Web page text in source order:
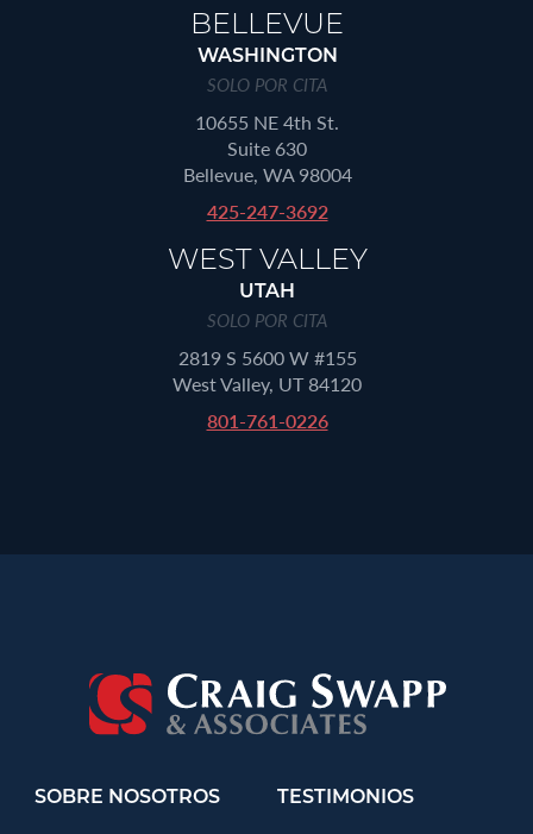
BELLEVUE
WASHINGTON
SOLO POR CITA
10655 NE 4th St.
Suite 630
Bellevue, WA 98004
425-247-3692
WEST VALLEY
UTAH
SOLO POR CITA
2819 S 5600 W #155
West Valley, UT 84120
801-761-0226
SOBRE NOSOTROS TESTIMONIOS